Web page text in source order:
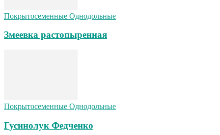
Покрытосеменные Однодольные
Змеевка растопыренная
Покрытосеменные Однодольные
Гусинолук Федченко